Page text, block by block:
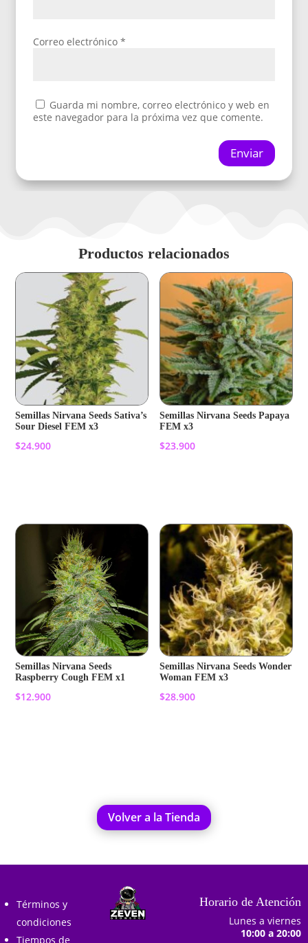
Correo electrónico*
Guarda mi nombre, correo electrónico y web en
este navegador para la próxima vez que comente.
Enviar
Productos relacionados
Semillas Nirvana Seeds Sativa’s
Sour Diesel FEM x3
$24.900
Semillas Nirvana Seeds Papaya
FEM x3
$23.900
Semillas Nirvana Seeds
Raspberry Cough FEM x1
$12.900
Semillas Nirvana Seeds Wonder
Woman FEM x3
$28.900
Volver a la Tienda
Términos y
condiciones
Tiempos de
Horario de Atención
Lunes a viernes
10:00 a 20:00